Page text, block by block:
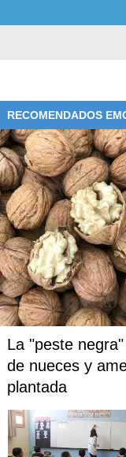
RECOMENDADOS
La "peste
de nueces y
plantada